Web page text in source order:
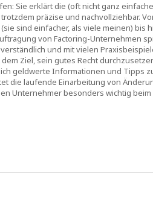
Sie erklärt die (oft nicht ganz
präzise und nachvollziehbar.
sind einfacher, als viele meinen) bis
von Factoring-Unternehmen
und mit vielen
Ziel, sein gutes Recht
geldwerte Informationen und Tipps
die laufende Einarbeitung von
Unternehmer besonders wichtig beim